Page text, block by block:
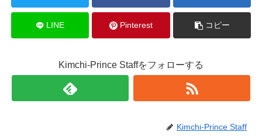
LINE Pinterest コピー
Kimchi-Prince Staffをフォローする
Kimchi-Prince Staff